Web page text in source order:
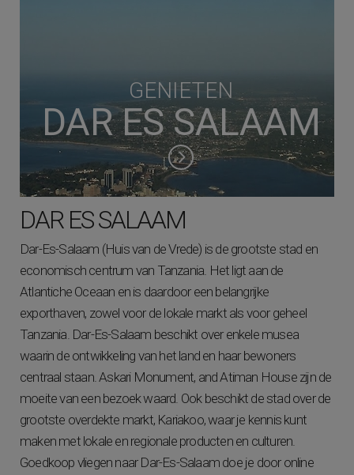
GENIETEN
DAR ES SALAAM
DAR ES SALAAM
Dar-Es-Salaam (Huis van de Vrede) is de grootste stad en
economisch centrum van Tanzania. Het ligt aan de
Atlantiche Oceaan en is daardoor een belangrijke
exporthaven, zowel voor de lokale markt als voor geheel
Tanzania. Dar-Es-Salaam beschikt over enkele musea
waarin de ontwikkeling van het land en haar bewoners
centraal staan. Askari Monument, and Atiman House zijn de
moeite van een bezoek waard. Ook beschikt de stad over de
grootste overdekte markt, Kariakoo, waar je kennis kunt
maken met lokale en regionale producten en culturen.
Goedkoop vliegen naar Dar-Es-Salaam doe je door online